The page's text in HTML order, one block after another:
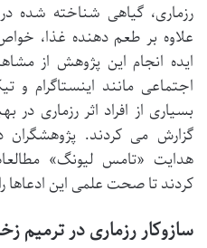
رزماری، گیاهی شناخته شده
علاوه بر طعم دهنده غذا،
ایده انجام این پژوهش از
اجتماعی مانند اینستاگرام
بسیاری از افراد اثر رزماری
گزارش می کردند. پژوهشگران
هدایت «تامس لیونگ»
کردند تا صحت علمی این ادعاها
سازوکار رزماری در ترمیم